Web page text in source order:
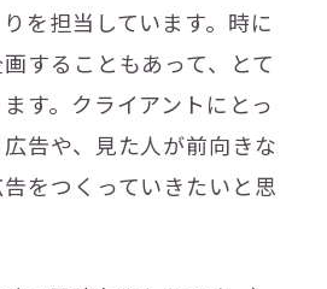
を担当しています。時に
することもあって、とて
す。クライアントにとっ
告や、見た人が前向きな
をつくっていきたいと思